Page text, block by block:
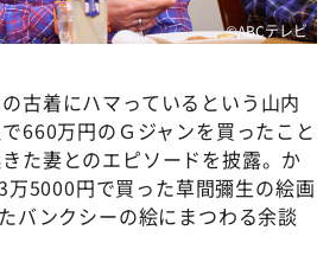
©️ABCテレビ
古着にハマっているという山内
660万円のＧジャンを買ったこと
た妻とのエピソードを披露。か
5000円で買った草間彌生の絵画
バンクシーの絵にまつわる余談